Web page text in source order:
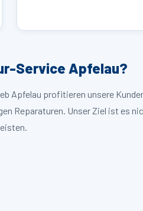
Service Apfelau?
Apfelau profitieren unsere
Reparaturen. Unser Ziel ist es